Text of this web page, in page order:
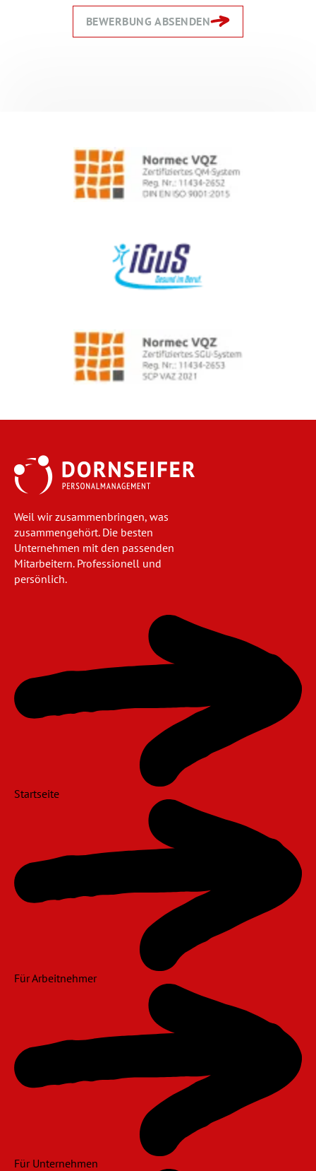
BEWERBUNG ABSENDEN
Weil wir zusammenbringen, was
zusammengehört. Die besten
Unternehmen mit den passenden
Mitarbeitern. Professionell und
persönlich.
Startseite
Für Arbeitnehmer
Für Unternehmen